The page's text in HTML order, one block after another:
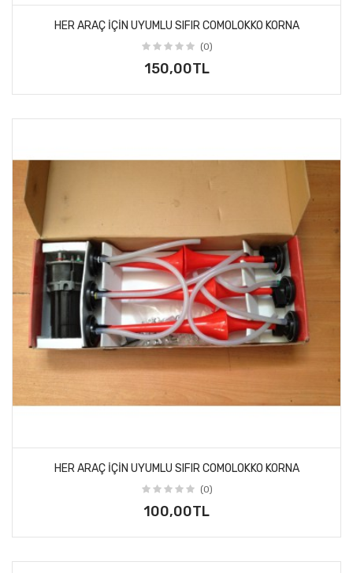
HER ARAÇ IÇIN UYUMLU SIFIR COMOLOKKO KORNA
(0)
150,00TL
HER ARAÇ IÇIN UYUMLU SIFIR COMOLOKKO KORNA
(0)
100,00TL